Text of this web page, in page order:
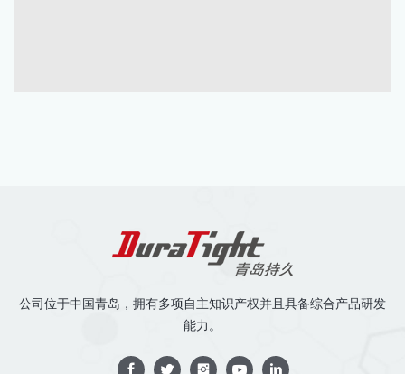
公司位于中国青岛，拥有多项自主知识产权并且具备综合产品研发
能力。